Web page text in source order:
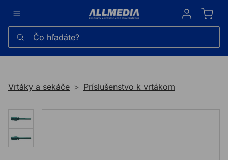
Sign in
Čo hľadáte?
Vrtáky a sekáče Príslušenstvo k vrtákom